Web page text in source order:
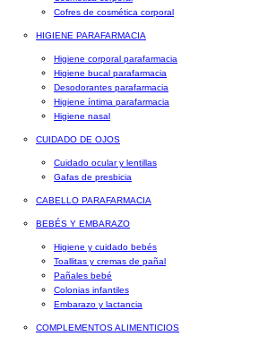
Cofres de cosmética corporal
HIGIENE PARAFARMACIA
Higiene corporal parafarmacia
Higiene bucal parafarmacia
Desodorantes parafarmacia
Higiene íntima parafarmacia
Higiene nasal
CUIDADO DE OJOS
Cuidado ocular y lentillas
Gafas de presbicia
CABELLO PARAFARMACIA
BEBÉS Y EMBARAZO
Higiene y cuidado bebés
Toallitas y cremas de pañal
Pañales bebé
Colonias infantiles
Embarazo y lactancia
COMPLEMENTOS ALIMENTICIOS